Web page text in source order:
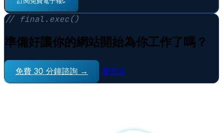
// final.exec()
準備好讓你的網站開始為你工作了嗎？
免費 30 分鐘諮詢 → 看作品